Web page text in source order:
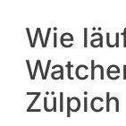
Wie
Zülpich